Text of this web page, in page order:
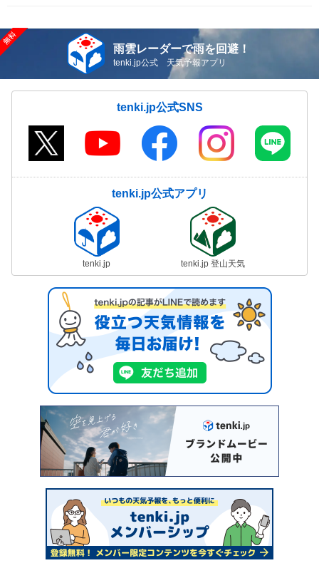
雨雲レーダーで雨を回避！
tenki.jp公式 天気予報アプリ
tenki.jp公式SNS
tenki.jp公式アプリ
tenki.jp tenki.jp 登山天気